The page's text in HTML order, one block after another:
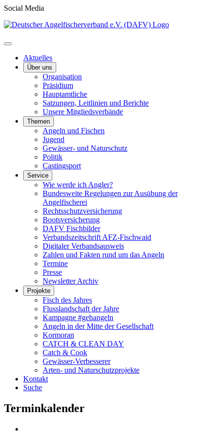
Social Media
Aktuelles
Über uns
Organisation
Präsidium
Hauptamtliche
Satzungen, Leitlinien und Berichte
Unsere Mitgliedsverbände
Themen
Angeln und Fischen
Jugend
Gewässer- und Naturschutz
Politik
Castingsport
Service
Wie werde ich Angler?
Bundesweite Regelungen zur Ausübung der
Angelfischerei
Rechtsschutzversicherung
Bootsversicherung
DAFV Fischbilder
Verbandszeitschrift AFZ-Fischwaid
Digitaler Verbandsausweis
Zahlen und Fakten rund um das Angeln
Termine
Presse
Newsletter Archiv
Projekte
Fisch des Jahres
Flusslandschaft der Jahre
Kampagne #gehangeln
Angeln in der Mitte der Gesellschaft
Kormoran
CATCH & CLEAN DAY
Catch & Cook
Gewässer-Verbesserer
Arten- und Naturschutzprojekte
Kontakt
Suche
Terminkalender